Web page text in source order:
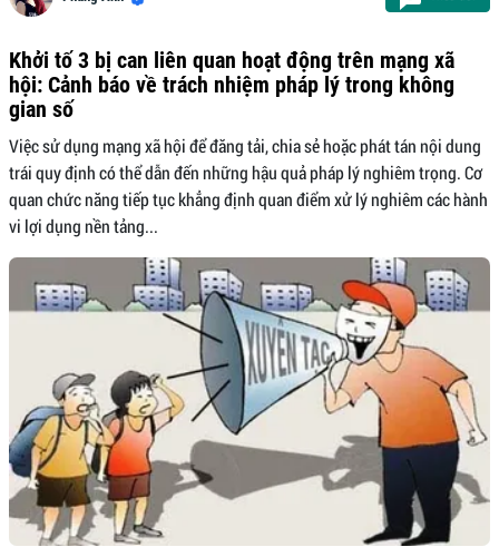
Khởi tố 3 bị can liên quan hoạt động trên mạng xã
hội: Cảnh báo về trách nhiệm pháp lý trong không
gian số
Việc sử dụng mạng xã hội để đăng tải, chia sẻ hoặc phát tán nội dung
trái quy định có thể dẫn đến những hậu quả pháp lý nghiêm trọng. Cơ
quan chức năng tiếp tục khẳng định quan điểm xử lý nghiêm các hành
vi lợi dụng nền tảng...